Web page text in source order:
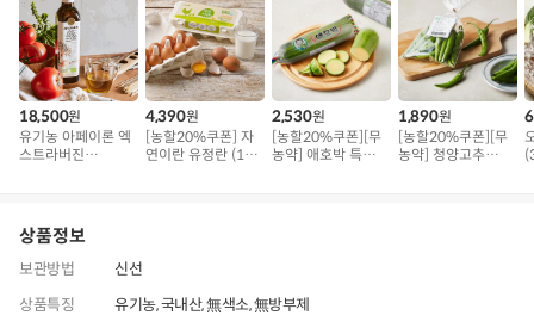
18,500원
유기농 아페이론 엑
스트라버진
4,390원
[농할20%쿠폰] 자
연이란 유정란 (10
2,530원
[농할20%쿠폰][무
농약] 애호박 특품
1,890원
[농할20%쿠폰][무
농약] 청양고추
상품정보
보관방법
신선
상품특징
유기농, 국내산, 無색소, 無방부제